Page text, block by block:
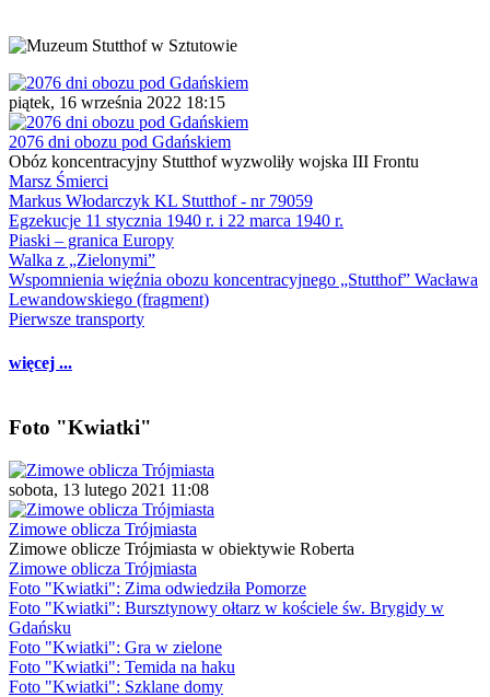
piątek, 16 września 2022 18:15
2076 dni obozu pod Gdańskiem
Obóz koncentracyjny Stutthof wyzwoliły wojska III Frontu
Marsz Śmierci
Markus Włodarczyk KL Stutthof - nr 79059
Egzekucje 11 stycznia 1940 r. i 22 marca 1940 r.
Piaski – granica Europy
Walka z „Zielonymi”
Wspomnienia więźnia obozu koncentracyjnego „Stutthof” Wacława
Lewandowskiego (fragment)
Pierwsze transporty
więcej ...
Foto "Kwiatki"
sobota, 13 lutego 2021 11:08
Zimowe oblicza Trójmiasta
Zimowe oblicze Trójmiasta w obiektywie Roberta
Zimowe oblicza Trójmiasta
Foto "Kwiatki": Zima odwiedziła Pomorze
Foto "Kwiatki": Bursztynowy ołtarz w kościele św. Brygidy w
Gdańsku
Foto "Kwiatki": Gra w zielone
Foto "Kwiatki": Temida na haku
Foto "Kwiatki": Szklane domy